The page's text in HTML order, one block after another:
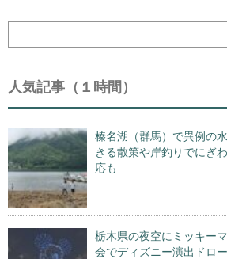
索
人気記事（１時間）
榛名湖（群馬）で異例の
きる散策や岸釣りでにぎ
応も
栃木県の夜空にミッキー
会でディズニー演出ドロ